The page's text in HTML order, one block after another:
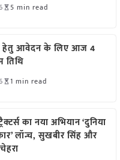
5 min read
हेतु आवेदन के लिए आज 4
1 min read
का नया अभियान ‘दुनिया
लॉन्च, सुखबीर सिंह और